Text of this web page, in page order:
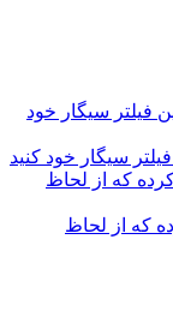
سیگار خود کنید
که از لحاظ